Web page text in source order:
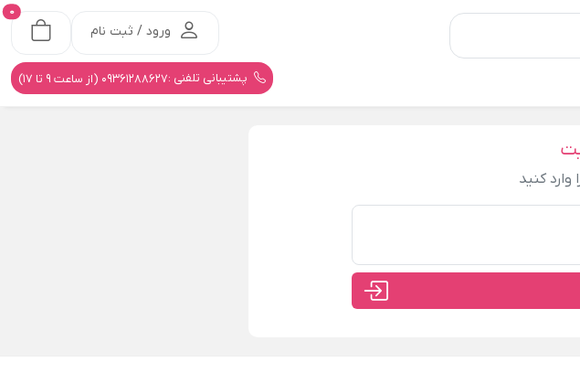
ورود / ثبت نام
0
پشتیبانی تلفنی :09361288627 (از ساعت 9 تا 17)
وارد کنید